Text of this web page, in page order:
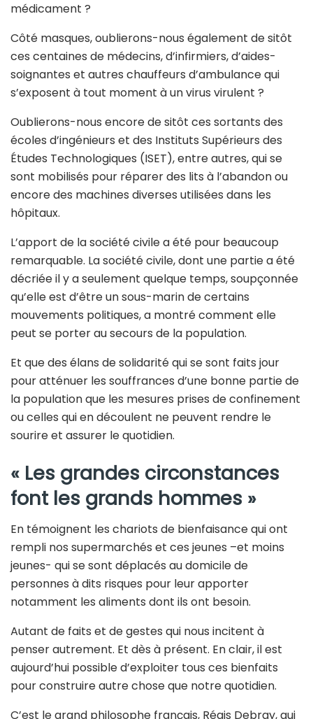
médicament ?
Côté masques, oublierons-nous également de sitôt
ces centaines de médecins, d’infirmiers, d’aides-
soignantes et autres chauffeurs d’ambulance qui
s’exposent à tout moment à un virus virulent ?
Oublierons-nous encore de sitôt ces sortants des
écoles d’ingénieurs et des Instituts Supérieurs des
Études Technologiques (ISET), entre autres, qui se
sont mobilisés pour réparer des lits à l’abandon ou
encore des machines diverses utilisées dans les
hôpitaux.
L’apport de la société civile a été pour beaucoup
remarquable. La société civile, dont une partie a été
décriée il y a seulement quelque temps, soupçonnée
qu’elle est d’être un sous-marin de certains
mouvements politiques, a montré comment elle
peut se porter au secours de la population.
Et que des élans de solidarité qui se sont faits jour
pour atténuer les souffrances d’une bonne partie de
la population que les mesures prises de confinement
ou celles qui en découlent ne peuvent rendre le
sourire et assurer le quotidien.
« Les grandes circonstances
font les grands hommes »
En témoignent les chariots de bienfaisance qui ont
rempli nos supermarchés et ces jeunes –et moins
jeunes- qui se sont déplacés au domicile de
personnes à dits risques pour leur apporter
notamment les aliments dont ils ont besoin.
Autant de faits et de gestes qui nous incitent à
penser autrement. Et dès à présent. En clair, il est
aujourd’hui possible d’exploiter tous ces bienfaits
pour construire autre chose que notre quotidien.
C’est le grand philosophe français, Régis Debray, qui